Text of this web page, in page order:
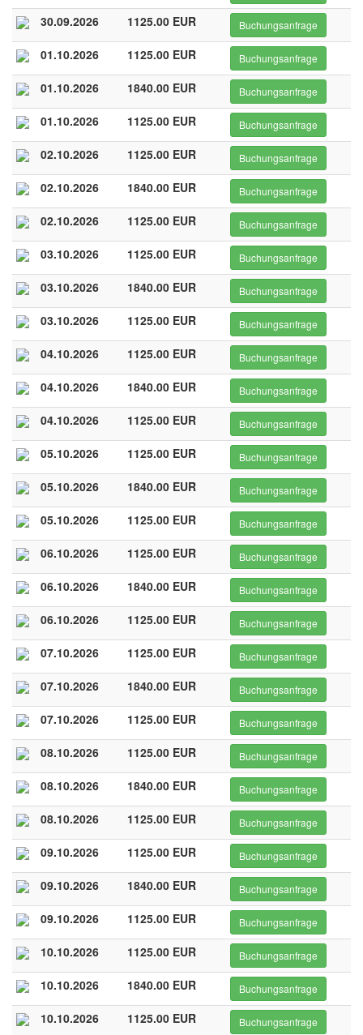
30.09.2026 1125.00 EUR Buchungsanfrage
01.10.2026 1125.00 EUR Buchungsanfrage
01.10.2026 1840.00 EUR Buchungsanfrage
01.10.2026 1125.00 EUR Buchungsanfrage
02.10.2026 1125.00 EUR Buchungsanfrage
02.10.2026 1840.00 EUR Buchungsanfrage
02.10.2026 1125.00 EUR Buchungsanfrage
03.10.2026 1125.00 EUR Buchungsanfrage
03.10.2026 1840.00 EUR Buchungsanfrage
03.10.2026 1125.00 EUR Buchungsanfrage
04.10.2026 1125.00 EUR Buchungsanfrage
04.10.2026 1840.00 EUR Buchungsanfrage
04.10.2026 1125.00 EUR Buchungsanfrage
05.10.2026 1125.00 EUR Buchungsanfrage
05.10.2026 1840.00 EUR Buchungsanfrage
05.10.2026 1125.00 EUR Buchungsanfrage
06.10.2026 1125.00 EUR Buchungsanfrage
06.10.2026 1840.00 EUR Buchungsanfrage
06.10.2026 1125.00 EUR Buchungsanfrage
07.10.2026 1125.00 EUR Buchungsanfrage
07.10.2026 1840.00 EUR Buchungsanfrage
07.10.2026 1125.00 EUR Buchungsanfrage
08.10.2026 1125.00 EUR Buchungsanfrage
08.10.2026 1840.00 EUR Buchungsanfrage
08.10.2026 1125.00 EUR Buchungsanfrage
09.10.2026 1125.00 EUR Buchungsanfrage
09.10.2026 1840.00 EUR Buchungsanfrage
09.10.2026 1125.00 EUR Buchungsanfrage
10.10.2026 1125.00 EUR Buchungsanfrage
10.10.2026 1840.00 EUR Buchungsanfrage
10.10.2026 1125.00 EUR Buchungsanfrage